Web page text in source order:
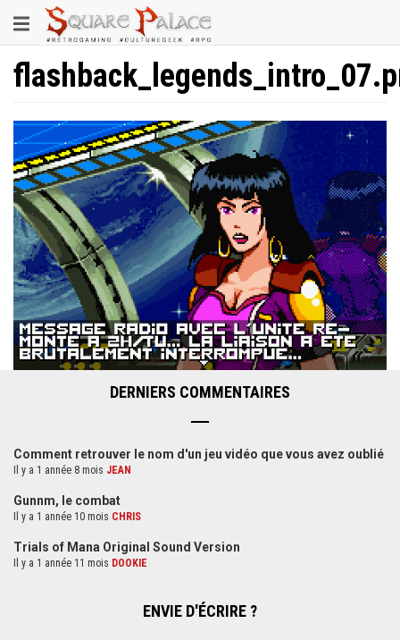
au
contenu
principal
Toggle
navigation
DERNIERS COMMENTAIRES
Comment retrouver le nom d'un jeu vidéo que vous avez oublié
Il y a 1 année 8 mois JEAN
Gunnm, le combat
Il y a 1 année 10 mois CHRIS
Trials of Mana Original Sound Version
Il y a 1 année 11 mois DOOKIE
ENVIE D'ÉCRIRE ?